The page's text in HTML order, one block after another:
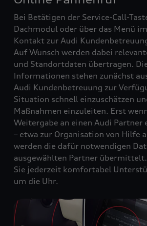
Bei Betätigen der Service-Call-
Dachmodul oder über das Menü
Kontakt zur Audi
Auf Wunsch werden dabei
und Standortdaten übertragen.
Informationen stehen zunächst
Audi Kundenbetreuung zur
Situation schnell einzuschätzen
Maßnahmen einzuleiten. Erst
Weitergabe an einen Audi
– etwa zur Organisation von Hilfe
werden die dafür notwendigen
ausgewählten Partner
Sie jederzeit komfortabel
um die Uhr.